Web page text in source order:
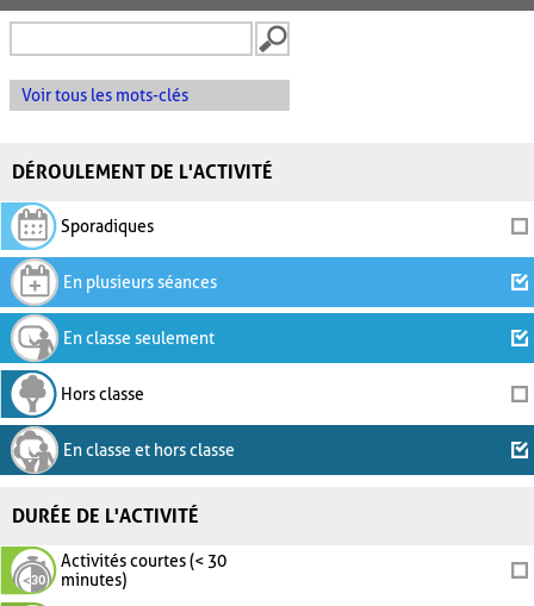
Voir tous les mots-clés
DÉROULEMENT DE L'ACTIVITÉ
Sporadiques
En plusieurs séances
En classe seulement
Hors classe
En classe et hors classe
DURÉE DE L'ACTIVITÉ
Activités courtes (< 30
minutes)